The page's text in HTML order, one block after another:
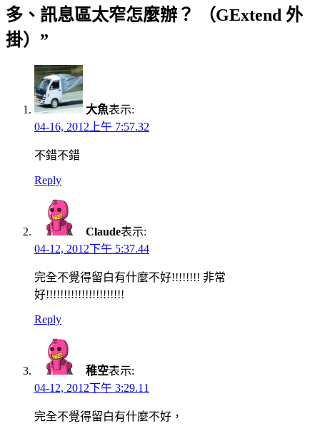
多、訊息區太窄怎麼辦？ （GExtend 外
掛）”
大魚表示:
04-16, 2012上午 7:57.32
不錯不錯
Reply
Claude表示:
04-12, 2012下午 5:37.44
完全不覺得留白有什麼不好!!!!!!!! 非常
好!!!!!!!!!!!!!!!!!!!!!!
Reply
稚空表示:
04-12, 2012下午 3:29.11
完全不覺得留白有什麼不好，